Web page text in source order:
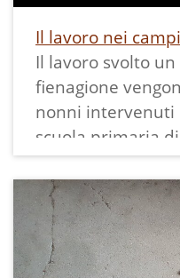
Il lavoro nei campi
Il lavoro svolto
fienagione
nonni intervenuti
scuola primaria di
del progetto
Ecomuseo.